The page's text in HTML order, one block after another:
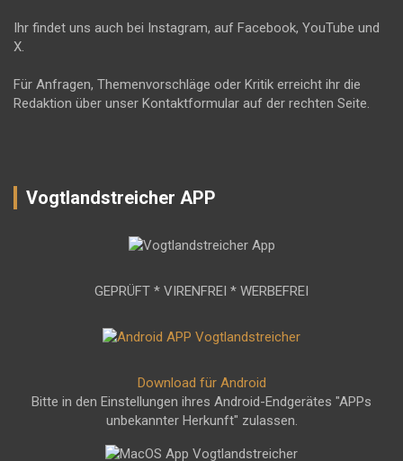
Ihr findet uns auch bei Instagram, auf Facebook, YouTube und
X.
Für Anfragen, Themenvorschläge oder Kritik erreicht ihr die
Redaktion über unser Kontaktformular auf der rechten Seite.
Vogtlandstreicher APP
GEPRÜFT * VIRENFREI * WERBEFREI
Download für Android
Bitte in den Einstellungen ihres Android-Endgerätes "APPs
unbekannter Herkunft" zulassen.